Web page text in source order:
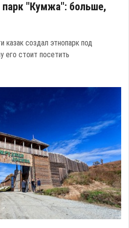
парк "Кумжа": больше,
казак создал этнопарк под
его стоит посетить